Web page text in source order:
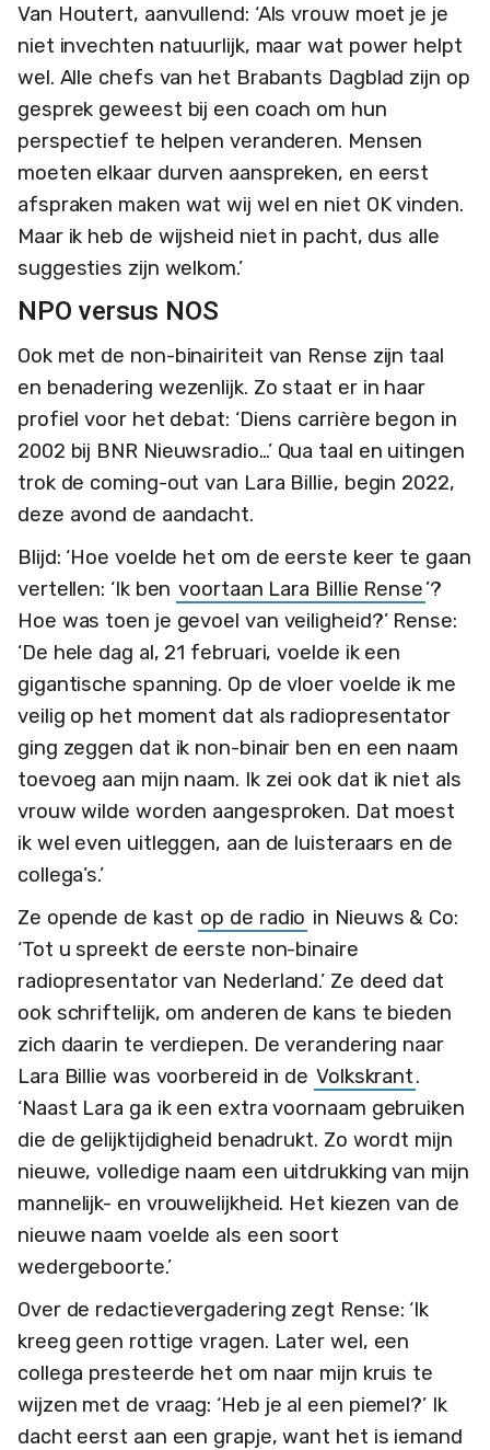
Van Houtert, aanvullend: ‘Als vrouw moet je je
niet invechten natuurlijk, maar wat power helpt
wel. Alle chefs van het Brabants Dagblad zijn op
gesprek geweest bij een coach om hun
perspectief te helpen veranderen. Mensen
moeten elkaar durven aanspreken, en eerst
afspraken maken wat wij wel en niet OK vinden.
Maar ik heb de wijsheid niet in pacht, dus alle
suggesties zijn welkom.’
NPO versus NOS
Ook met de non-binairiteit van Rense zijn taal
en benadering wezenlijk. Zo staat er in haar
profiel voor het debat: ‘Diens carrière begon in
2002 bij BNR Nieuwsradio…’ Qua taal en uitingen
trok de coming-out van Lara Billie, begin 2022,
deze avond de aandacht.
Blijd: ‘Hoe voelde het om de eerste keer te gaan
vertellen: ‘Ik ben voortaan Lara Billie Rense’?
Hoe was toen je gevoel van veiligheid?’ Rense:
‘De hele dag al, 21 februari, voelde ik een
gigantische spanning. Op de vloer voelde ik me
veilig op het moment dat als radiopresentator
ging zeggen dat ik non-binair ben en een naam
toevoeg aan mijn naam. Ik zei ook dat ik niet als
vrouw wilde worden aangesproken. Dat moest
ik wel even uitleggen, aan de luisteraars en de
collega’s.’
Ze opende de kast op de radio in Nieuws & Co:
‘Tot u spreekt de eerste non-binaire
radiopresentator van Nederland.’ Ze deed dat
ook schriftelijk, om anderen de kans te bieden
zich daarin te verdiepen. De verandering naar
Lara Billie was voorbereid in de Volkskrant.
‘Naast Lara ga ik een extra voornaam gebruiken
die de gelijktijdigheid benadrukt. Zo wordt mijn
nieuwe, volledige naam een uitdrukking van mijn
mannelijk- en vrouwelijkheid. Het kiezen van de
nieuwe naam voelde als een soort
wedergeboorte.’
Over de redactievergadering zegt Rense: ‘Ik
kreeg geen rottige vragen. Later wel, een
collega presteerde het om naar mijn kruis te
wijzen met de vraag: ‘Heb je al een piemel?’ Ik
dacht eerst aan een grapje, want het is iemand